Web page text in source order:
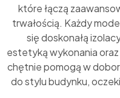
które łączą
trwałością. Każdy
się doskonałą
estetyką wykonania
chętnie pomogą w
do stylu budynku,